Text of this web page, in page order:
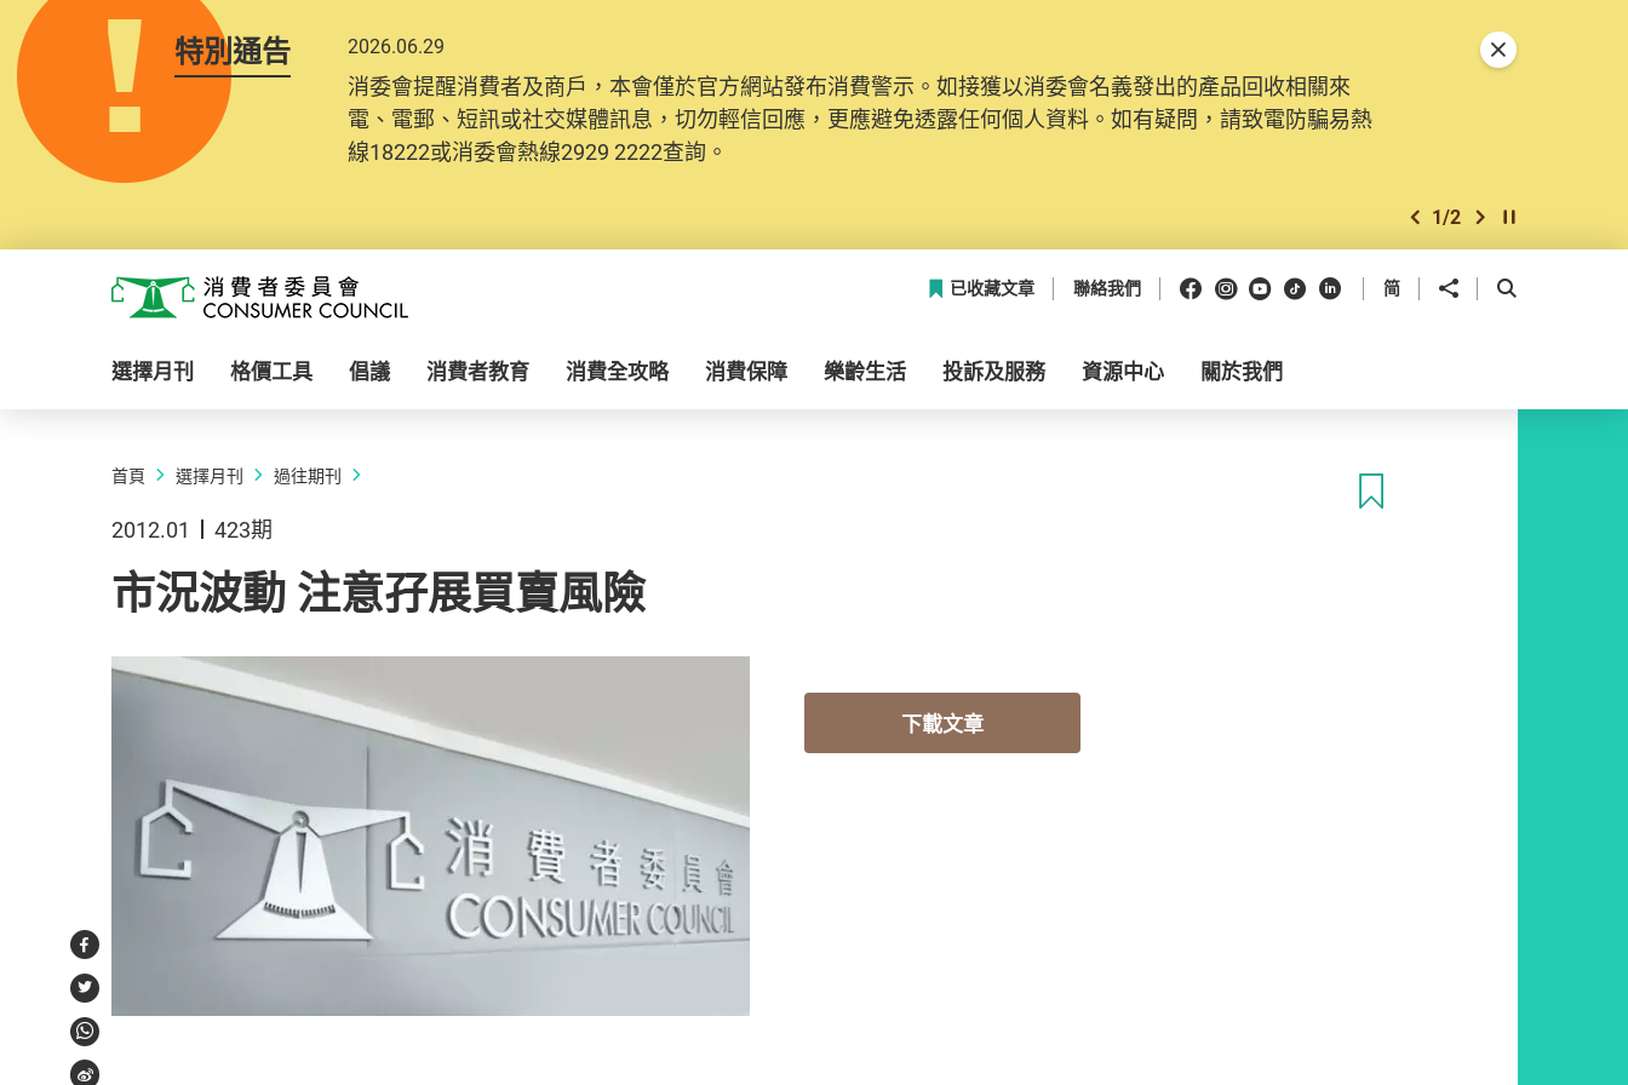
特別通告 2026.06.29
消委會提醒消費者及商戶，本會僅於官方網站發布消費警示。如接獲以消委會名義發出的產品回收相關來
電、電郵、短訊或社交媒體訊息，切勿輕信回應，更應避免透露任何個人資料。如有疑問，請致電防騙易熱
線18222或消委會熱線2929 2222查詢。
上一個
1/2 下一個開始/暫停幻燈
關閉特別通告
消費者委員會
已收藏文章 聯絡我們 Facebook
Instagram
Youtube
抖音領英 简 分享到 開啟搜尋框
選擇月刊 格價工具 倡議 消費者教育 消費全攻略 消費保障 樂齡生活 投訴及服務 資源中心 關於我們
首頁 選擇月刊 過往期刊
2012.01 423期
市況波動 注意孖展買賣風險
下載文章
Facebook
Twitter
WhatsApp